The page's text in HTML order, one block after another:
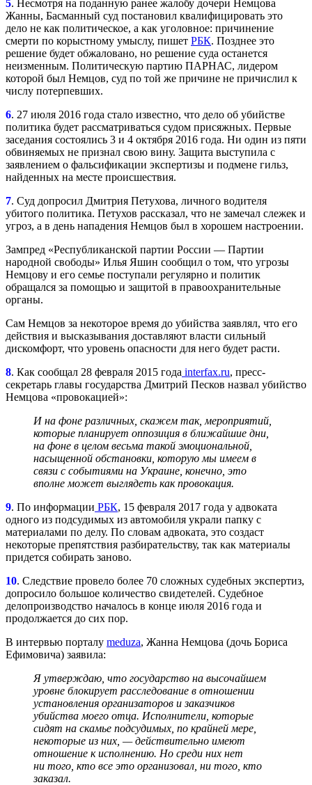
5. Несмотря на поданную ранее жалобу дочери Немцова
Жанны, Басманный суд постановил квалифицировать это
дело не как политическое, а как уголовное: причинение
смерти по корыстному умыслу, пишет РБК. Позднее это
решение будет обжаловано, но решение суда останется
неизменным. Политическую партию ПАРНАС, лидером
которой был Немцов, суд по той же причине не причислил к
числу потерпевших.
6. 27 июля 2016 года стало известно, что дело об убийстве
политика будет рассматриваться судом присяжных. Первые
заседания состоялись 3 и 4 октября 2016 года. Ни один из пяти
обвиняемых не признал свою вину. Защита выступила с
заявлением о фальсификации экспертизы и подмене гильз,
найденных на месте происшествия.
7. Суд допросил Дмитрия Петухова, личного водителя
убитого политика. Петухов рассказал, что не замечал слежек и
угроз, а в день нападения Немцов был в хорошем настроении.
Зампред «Республиканской партии России — Партии
народной свободы» Илья Яшин сообщил о том, что угрозы
Немцову и его семье поступали регулярно и политик
обращался за помощью и защитой в правоохранительные
органы.
Сам Немцов за некоторое время до убийства заявлял, что его
действия и высказывания доставляют власти сильный
дискомфорт, что уровень опасности для него будет расти.
8. Как сообщал 28 февраля 2015 года interfax.ru, пресс-
секретарь главы государства Дмитрий Песков назвал убийство
Немцова «провокацией»:
И на фоне различных, скажем так, мероприятий,
которые планирует оппозиция в ближайшие дни,
на фоне в целом весьма такой эмоциональной,
насыщенной обстановки, которую мы имеем в
связи с событиями на Украине, конечно, это
вполне может выглядеть как провокация.
9. По информации РБК, 15 февраля 2017 года у адвоката
одного из подсудимых из автомобиля украли папку с
материалами по делу. По словам адвоката, это создаст
некоторые препятствия разбирательству, так как материалы
придется собирать заново.
10. Следствие провело более 70 сложных судебных экспертиз,
допросило большое количество свидетелей. Судебное
делопроизводство началось в конце июля 2016 года и
продолжается до сих пор.
В интервью порталу meduza, Жанна Немцова (дочь Бориса
Ефимовича) заявила:
Я утверждаю, что государство на высочайшем
уровне блокирует расследование в отношении
установления организаторов и заказчиков
убийства моего отца. Исполнители, которые
сидят на скамье подсудимых, по крайней мере,
некоторые из них, — действительно имеют
отношение к исполнению. Но среди них нет
ни того, кто все это организовал, ни того, кто
заказал.